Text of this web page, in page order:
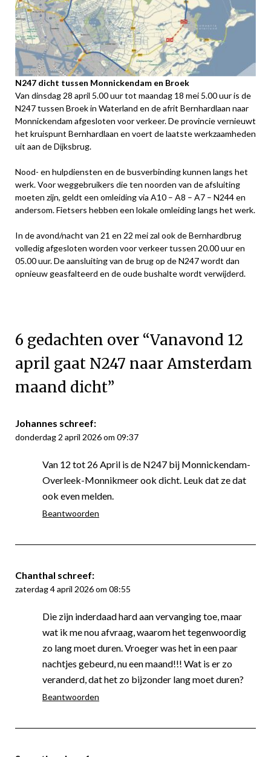
N247 dicht tussen Monnickendam en Broek
Van dinsdag 28 april 5.00 uur tot maandag 18 mei 5.00 uur is de
N247 tussen Broek in Waterland en de afrit Bernhardlaan naar
Monnickendam afgesloten voor verkeer. De provincie vernieuwt
het kruispunt Bernhardlaan en voert de laatste werkzaamheden
uit aan de Dijksbrug.
Nood- en hulpdiensten en de busverbinding kunnen langs het
werk. Voor weggebruikers die ten noorden van de afsluiting
moeten zijn, geldt een omleiding via A10 – A8 – A7 – N244 en
andersom. Fietsers hebben een lokale omleiding langs het werk.
In de avond/nacht van 21 en 22 mei zal ook de Bernhardbrug
volledig afgesloten worden voor verkeer tussen 20.00 uur en
05.00 uur. De aansluiting van de brug op de N247 wordt dan
opnieuw geasfalteerd en de oude bushalte wordt verwijderd.
6 gedachten over “Vanavond 12
april gaat N247 naar Amsterdam
maand dicht”
Johannes schreef:
donderdag 2 april 2026 om 09:37
Van 12 tot 26 April is de N247 bij Monnickendam-
Overleek-Monnikmeer ook dicht. Leuk dat ze dat
ook even melden.
Beantwoorden
Chanthal schreef:
zaterdag 4 april 2026 om 08:55
Die zijn inderdaad hard aan vervanging toe, maar
wat ik me nou afvraag, waarom het tegenwoordig
zo lang moet duren. Vroeger was het in een paar
nachtjes gebeurd, nu een maand!!! Wat is er zo
veranderd, dat het zo bijzonder lang moet duren?
Beantwoorden